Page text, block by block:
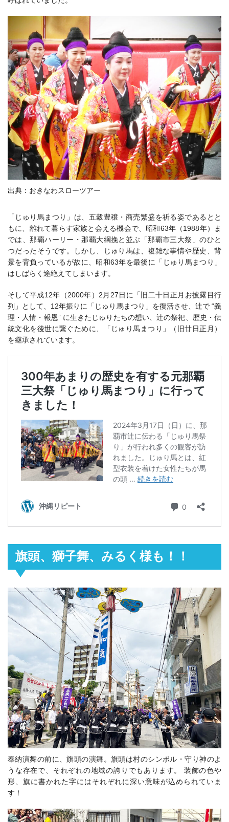
出典：おきなわスローツアー
「じゅり馬まつり」は、五穀豊穣・商売繁盛を祈る姿であるとと
もに、離れて暮らす家族と会える機会で、昭和63年（1988年）ま
では、那覇ハーリー・那覇大綱挽と並ぶ「那覇市三大祭」のひと
つだったそうです。しかし、じゅり馬は、複雑な事情や歴史、背
景を背負っているが故に、昭和63年を最後に「じゅり馬まつり」
はしばらく途絶えてしまいます。
そして平成12年（2000年）2月27日に「旧二十日正月お披露目行
列」として、12年振りに「じゅり馬まつり」を復活させ、辻で “義
理・人情・報恩” に生きたじゅりたちの想い、辻の祭祀、歴史・伝
統文化を後世に繋ぐために、「じゅり馬まつり」（旧廿日正月）
を継承されています。
旗頭、獅子舞、みるく様も！！
奉納演舞の前に、旗頭の演舞。 旗頭は村のシンボル・守り神のよ
うな存在で、それぞれの地域の誇りでもあります。 装飾の色や
形、旗に書かれた字にはそれぞれに深い意味が込められていま
す！